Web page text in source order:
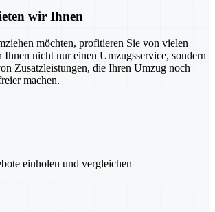
wir Ihnen
möchten, profitieren Sie von vielen
nicht nur einen Umzugsservice, sondern
Zusatzleistungen, die Ihren Umzug noch
machen.
einholen und vergleichen